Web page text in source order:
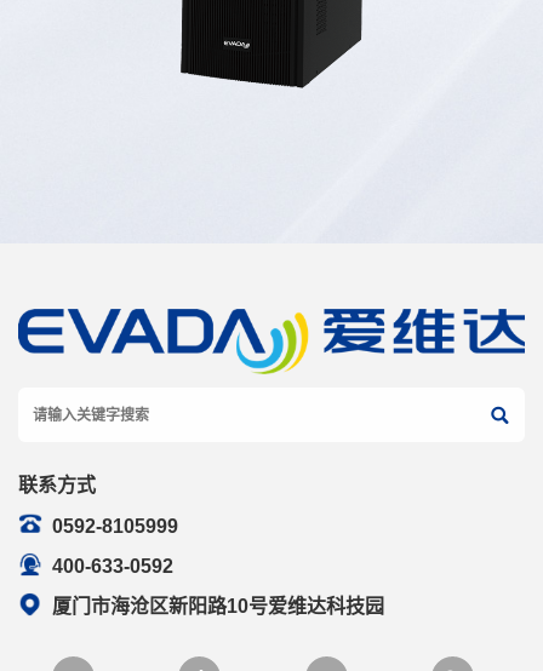
联系方式
0592-8105999
400-633-0592
厦门市海沧区新阳路10号爱维达科技园